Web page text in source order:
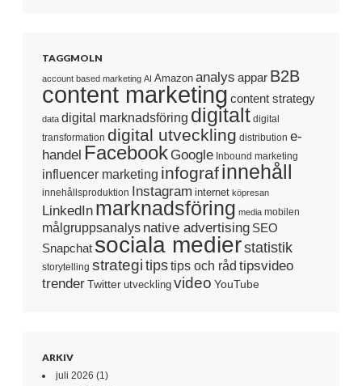
TAGGMOLN
account based marketing AI Amazon analys appar B2B
content marketing content strategy
data digital marknadsföring digitalt digital
transformation digital utveckling distribution e-
handel Facebook Google Inbound marketing
influencer marketing infografinnehåll
innehållsproduktion Instagram internet köpresan
LinkedIn marknadsföring media mobilen
målgruppsanalys native advertising SEO
Snapchat sociala medierstatistik
storytelling strategi tipstips och råd tipsvideo
trenderTwitter utveckling video YouTube
ARKIV
juli 2026 (1)